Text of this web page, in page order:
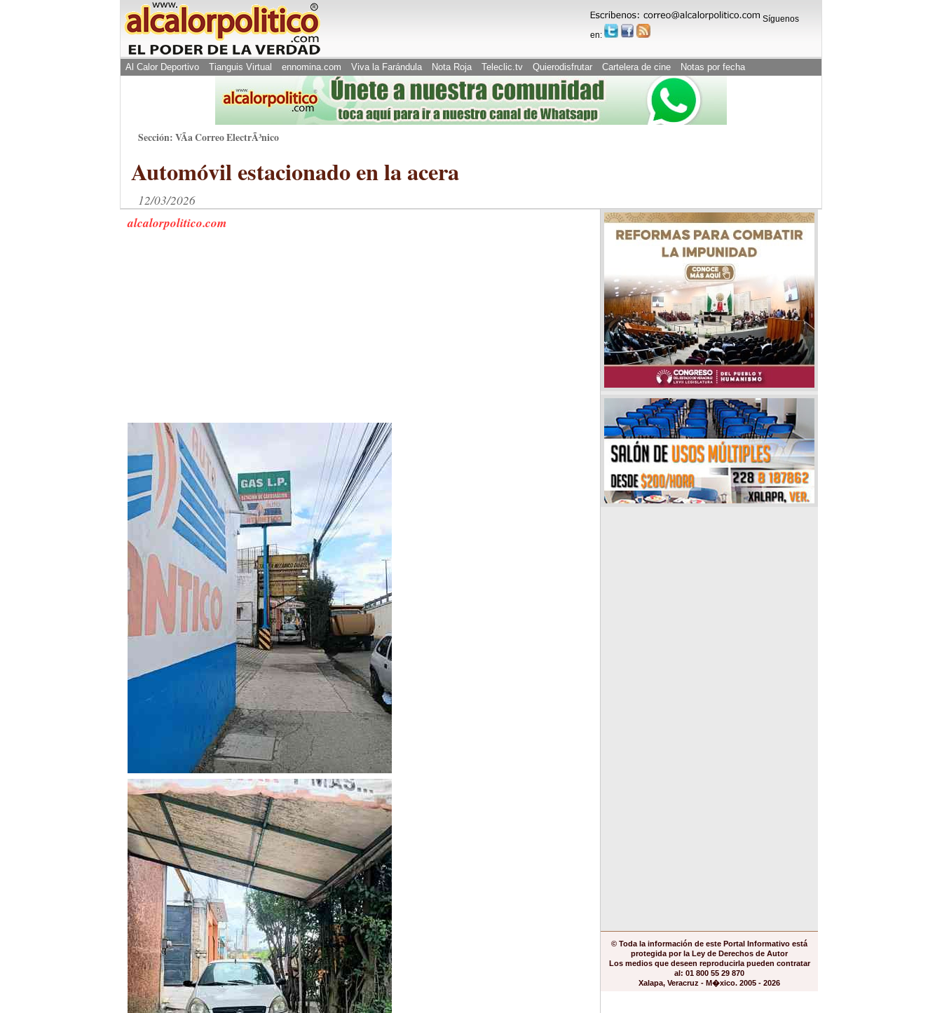
Síguenos
en:
Al Calor Deportivo Tianguis Virtual ennomina.com Viva la Farándula Nota Roja Teleclic.tv Quierodisfrutar Cartelera de cine Notas por fecha
Sección: VÃ­a Correo ElectrÃ³nico
Automóvil estacionado en la acera
12/03/2026
alcalorpolitico.com
© Toda la información de este Portal Informativo está
protegida por la Ley de Derechos de Autor
Los medios que deseen reproducirla pueden contratar
al: 01 800 55 29 870
Xalapa, Veracruz - M�xico. 2005 - 2026